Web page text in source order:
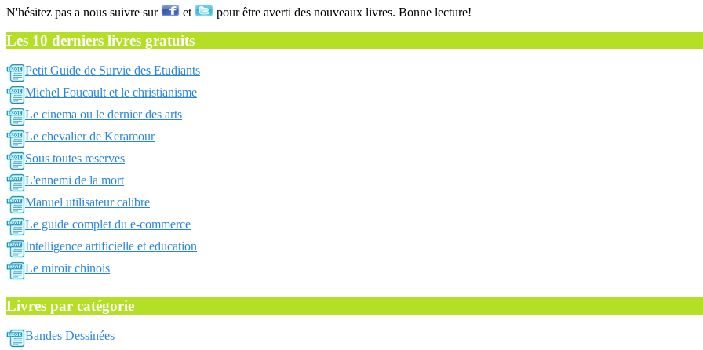
N'hésitez pas a nous suivre sur et pour être averti des nouveaux livres. Bonne lecture!
Les 10 derniers livres gratuits
Petit Guide de Survie des Etudiants
Michel Foucault et le christianisme
Le cinema ou le dernier des arts
Le chevalier de Keramour
Sous toutes reserves
L'ennemi de la mort
Manuel utilisateur calibre
Le guide complet du e-commerce
Intelligence artificielle et education
Le miroir chinois
Livres par catégorie
Bandes Dessinées